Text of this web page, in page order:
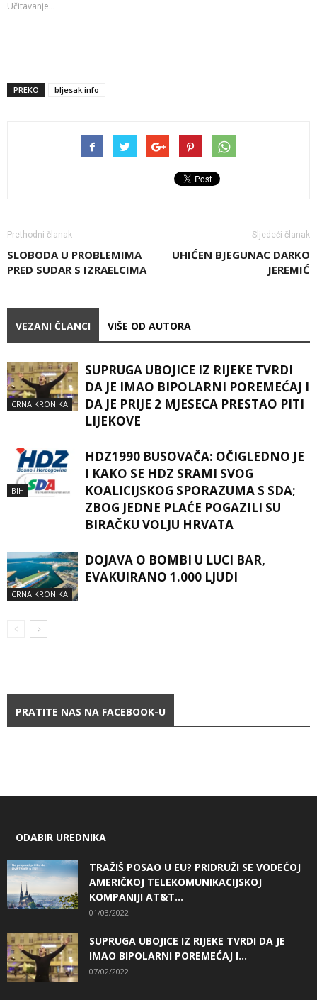
Učitavanje...
PREKO bljesak.info
Prethodni članak
SLOBODA U PROBLEMIMA
PRED SUDAR S IZRAELCIMA
Sljedeći članak
UHIĆEN BJEGUNAC DARKO
JEREMIĆ
VEZANI ČLANCI VIŠE OD AUTORA
CRNA KRONIKA
SUPRUGA UBOJICE IZ RIJEKE TVRDI
DA JE IMAO BIPOLARNI POREMEĆAJ I
DA JE PRIJE 2 MJESECA PRESTAO PITI
LIJEKOVE
BIH
HDZ1990 BUSOVAČA: OČIGLEDNO JE
I KAKO SE HDZ SRAMI SVOG
KOALICIJSKOG SPORAZUMA S SDA;
ZBOG JEDNE PLAĆE POGAZILI SU
BIRAČKU VOLJU HRVATA
CRNA KRONIKA
DOJAVA O BOMBI U LUCI BAR,
EVAKUIRANO 1.000 LJUDI
PRATITE NAS NA FACEBOOK-U
ODABIR UREDNIKA
TRAŽIŠ POSAO U EU? PRIDRUŽI SE VODEĆOJ
AMERIČKOJ TELEKOMUNIKACIJSKOJ
KOMPANIJI AT&T...
01/03/2022
SUPRUGA UBOJICE IZ RIJEKE TVRDI DA JE
IMAO BIPOLARNI POREMEĆAJ I...
07/02/2022